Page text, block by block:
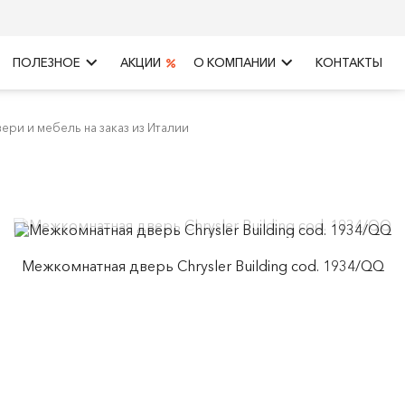
ПОЛЕЗНОЕ keyboard_arrow_right АКЦИИ О КОМПАНИИ keyboard_arrow_right КОНТАКТЫ
и мебель на заказ из Италии
Межкомнатная дверь Chrysler Building cod. 1934/QQ